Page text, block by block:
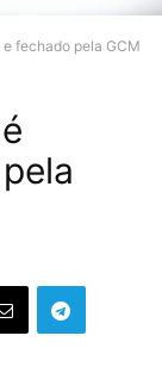
fechado pela GCM